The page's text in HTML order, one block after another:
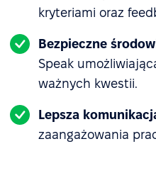
kryteriami oraz
Bezpieczne
Speak
ważnych kwestii.
Lepsza
zaangażowania